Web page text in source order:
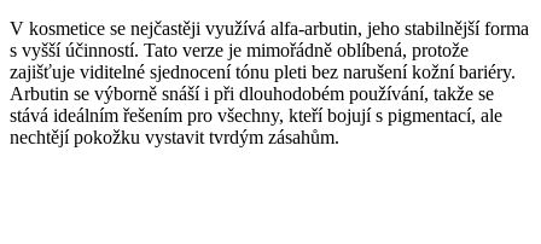
V kosmetice se nejčastěji využívá alfa-arbutin, jeho stabilnější forma
s vyšší účinností. Tato verze je mimořádně oblíbená, protože
zajišťuje viditelné sjednocení tónu pleti bez narušení kožní bariéry.
Arbutin se výborně snáší i při dlouhodobém používání, takže se
stává ideálním řešením pro všechny, kteří bojují s pigmentací, ale
nechtějí pokožku vystavit tvrdým zásahům.